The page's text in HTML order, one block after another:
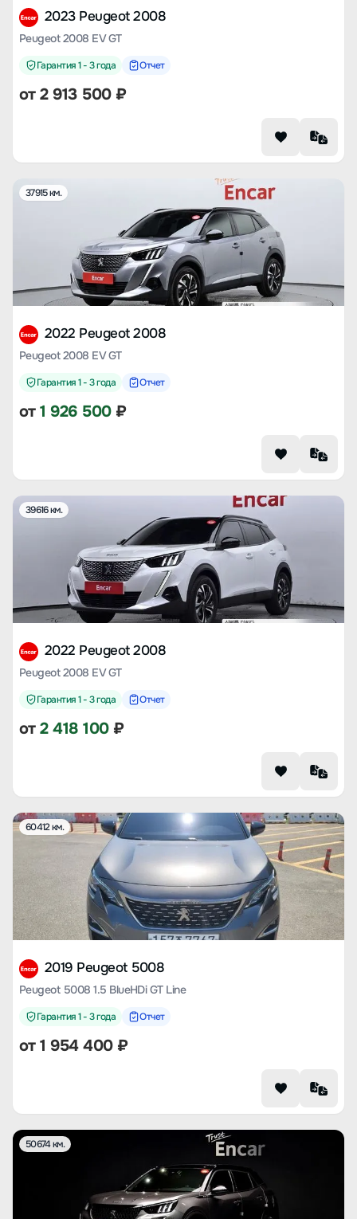
2023 Peugeot 2008
Peugeot 2008 EV GT
Гарантия 1 - 3 года Отчет
от2 913 500₽
37915 км.
2022 Peugeot 2008
Peugeot 2008 EV GT
Гарантия 1 - 3 года Отчет
от1 926 500₽
39616 км.
2022 Peugeot 2008
Peugeot 2008 EV GT
Гарантия 1 - 3 года Отчет
от2 418 100₽
60412 км.
2019 Peugeot 5008
Peugeot 5008 1.5 BlueHDi GT Line
Гарантия 1 - 3 года Отчет
от1 954 400₽
50674 км.